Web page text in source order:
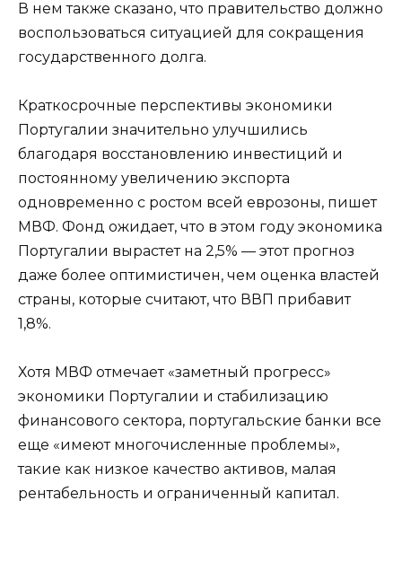
В нем также сказано, что правительство должно
воспользоваться ситуацией для сокращения
государственного долга.
Краткосрочные перспективы экономики
Португалии значительно улучшились
благодаря восстановлению инвестиций и
постоянному увеличению экспорта
одновременно с ростом всей еврозоны, пишет
МВФ. Фонд ожидает, что в этом году экономика
Португалии вырастет на 2,5% — этот прогноз
даже более оптимистичен, чем оценка властей
страны, которые считают, что ВВП прибавит
1,8%.
Хотя МВФ отмечает «заметный прогресс»
экономики Португалии и стабилизацию
финансового сектора, португальские банки все
еще «имеют многочисленные проблемы»,
такие как низкое качество активов, малая
рентабельность и ограниченный капитал.